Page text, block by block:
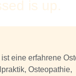
is up.
eine erfahrene
Osteopathie,